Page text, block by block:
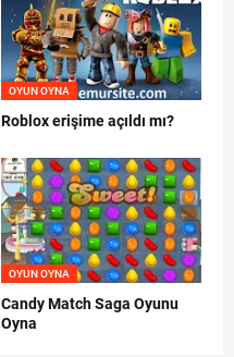
OYUN OYNA
Roblox erişime açıldı mı?
OYUN OYNA
Candy Match Saga Oyunu
Oyna